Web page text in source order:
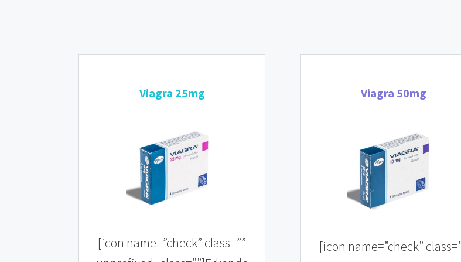
Viagra 25mg
[icon name=”check” class=””
Viagra 50mg
[icon name=”check”